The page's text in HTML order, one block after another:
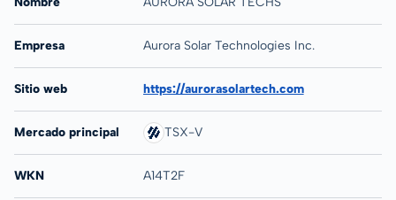
Empresa Aurora Solar Technologies Inc.
Sitio web https://aurorasolartech.com
Mercado principal TSX-V
WKN A14T2F